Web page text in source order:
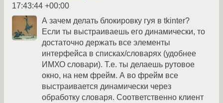
17:43:44 +00:00
А зачем делать блокировку гуя в tkinter?
Если ты выстраиваешь его динамически, то
достаточно держать все элементы
интерфейса в списках/словарях (удобнее
ИМХО словари). Т.е. ты делаешь рутовое
окно, на нем фрейм. А во фрейм все
выстраивается динамически через
обработку словаря. Соответственно клиент